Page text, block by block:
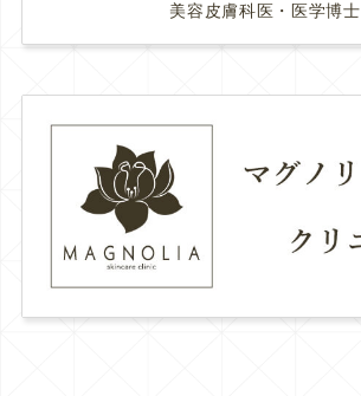
美容皮膚科医・医学博士